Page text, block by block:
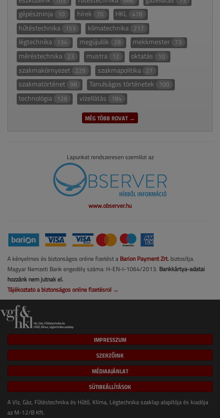
gépészninja 10 hírek 70 HKL 478
hűtéstechnika 153 klímatechnika 217
légtechnika 134 megújulók 28 mekkmester 73
méréstechnika 23 mustra 12 oktatás 10
szakmakörnyezet 229 szakmapolitika 27
szakmatörténet 98 Tanulságos történetek 100
technológia 128 vízellátás 184
MÉG TÖBB ROVAT →
Lapunkat rendszeresen szemlézi az
www.observer.hu
A kényelmes és biztonságos online fizetést a Barion Payment Zrt. biztosítja.
Magyar Nemzeti Bank engedély száma: H-EN-I-1064/2013. Bankkártya-adatai
hozzánk nem jutnak el.
Tájékoztató a biztonságos online fizetésről →
IMPRESSZUM
SZERZŐINK
MÉDIAAJÁNLAT
SÜTIBEÁLLÍTÁSOK
A Víz, Gáz, Fűtéstechnika és Hűtő, Klíma, Légtechnika szaklap alapítója és kiadója
az M-12/B Kft.